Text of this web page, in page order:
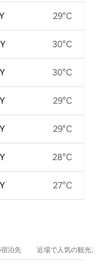
29°C
30°C
30°C
29°C
29°C
28°C
27°C
泊⁠先 近場で人気の観光